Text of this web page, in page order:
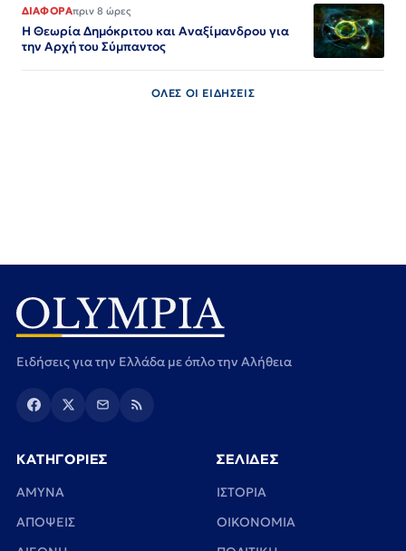
ΔΙΑΦΟΡΑπριν 8 ώρες
Η Θεωρία Δημόκριτου και Αναξίμανδρου για
την Αρχή του Σύμπαντος
ΟΛΕΣ ΟΙ ΕΙΔΗΣΕΙΣ
Ειδήσεις για την Ελλάδα με όπλο την Αλήθεια
ΚΑΤΗΓΟΡΙΕΣ
ΑΜΥΝΑ
ΑΠΟΨΕΙΣ
ΣΕΛΙΔΕΣ
ΙΣΤΟΡΙΑ
ΟΙΚΟΝΟΜΙΑ